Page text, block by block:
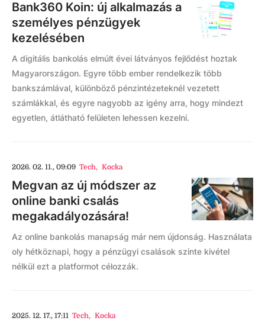
Bank360 Koin: új alkalmazás a
személyes pénzügyek
kezelésében
A digitális bankolás elmúlt évei látványos fejlődést hoztak
Magyarországon. Egyre több ember rendelkezik több
bankszámlával, különböző pénzintézeteknél vezetett
számlákkal, és egyre nagyobb az igény arra, hogy mindezt
egyetlen, átlátható felületen lehessen kezelni.
2026. 02. 11., 09:09 Tech, Kocka
Megvan az új módszer az
online banki csalás
megakadályozására!
Az online bankolás manapság már nem újdonság. Használata
oly hétköznapi, hogy a pénzügyi csalások szinte kivétel
nélkül ezt a platformot célozzák.
2025. 12. 17., 17:11 Tech, Kocka